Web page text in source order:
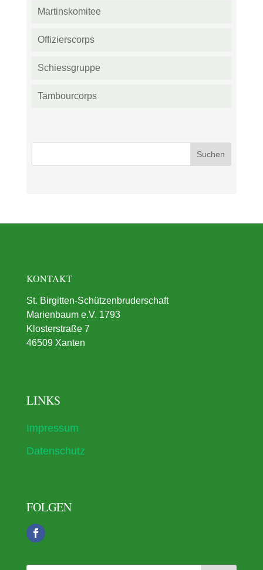
Martinskomitee
Offizierscorps
Schiessgruppe
Tambourcorps
KONTAKT
St. Birgitten-Schützenbruderschaft
Marienbaum e.V. 1793
Klosterstraße 7
46509 Xanten
LINKS
Impressum
Datenschutz
FOLGEN